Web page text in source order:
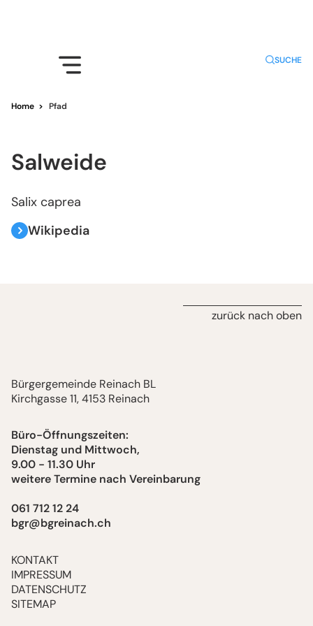
SUCHE
Home > Pfad
Salweide
Salix caprea
Wikipedia
Bürgergemeinde Reinach BL
Kirchgasse 11, 4153 Reinach
Büro-Öffnungszeiten:
Dienstag und Mittwoch,
9.00 - 11.30 Uhr
weitere Termine nach Vereinbarung
061 712 12 24
bgr@bgreinach.ch
KONTAKT
IMPRESSUM
DATENSCHUTZ
SITEMAP
zurück nach oben